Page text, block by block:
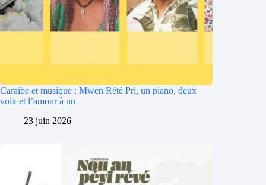
Caraibe et musique : Mwen Rété Pri, un piano, deux
voix et l’amour à nu
23 juin 2026